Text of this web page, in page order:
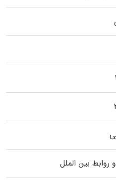
بین الملل